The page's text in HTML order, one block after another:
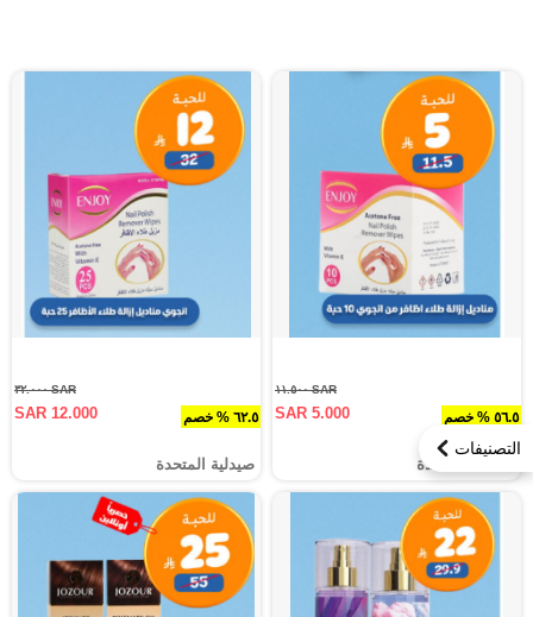
التصنيفات
٥٦.٥ % خصم
SAR ١١.٥٠٠
SAR 5.000
صيدلية المتحدة
٦٢.٥ % خصم
SAR ٣٢.٠٠٠
SAR 12.000
صيدلية المتحدة